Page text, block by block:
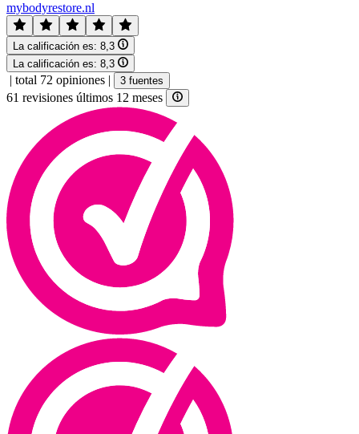
mybodyrestore.nl
La calificación es: 8,3
La calificación es: 8,3
| total 72 opiniones | 3 fuentes
61 revisiones últimos 12 meses